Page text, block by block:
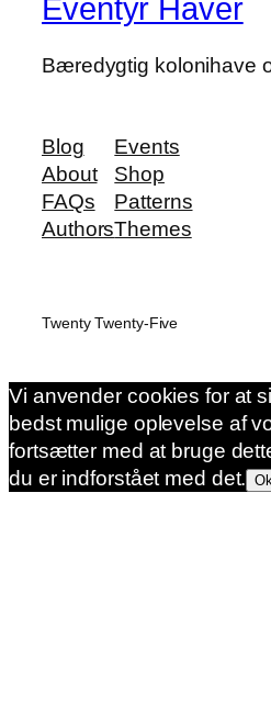
Eventyr Haver
Bæredygtig kolonihave
Blog
About
FAQs
Authors
Events
Shop
Patterns
Themes
Twenty Twenty-Five
Vi anvender cookies for at
bedst mulige oplevelse af
fortsætter med at bruge
du er indforstået med det. Ok